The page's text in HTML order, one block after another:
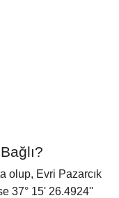
olup, Evri Pazarcık
37° 15' 26.4924''